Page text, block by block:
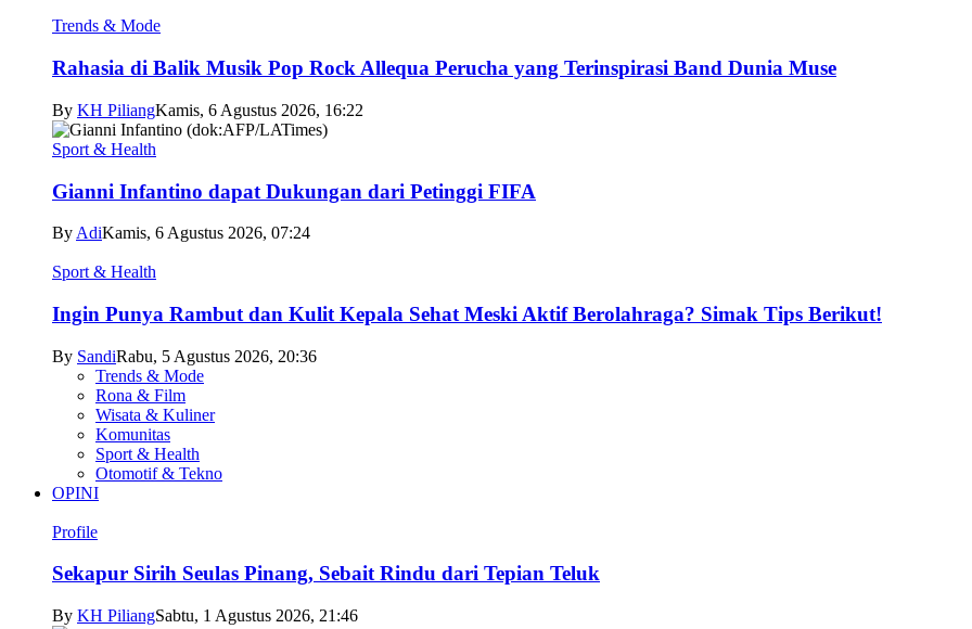
Trends & Mode
Rahasia di Balik Musik Pop Rock Allequa Perucha yang Terinspirasi Band Dunia Muse
By KH PiliangKamis, 6 Agustus 2026, 16:22
Sport & Health
Gianni Infantino dapat Dukungan dari Petinggi FIFA
By AdiKamis, 6 Agustus 2026, 07:24
Sport & Health
Ingin Punya Rambut dan Kulit Kepala Sehat Meski Aktif Berolahraga? Simak Tips Berikut!
By SandiRabu, 5 Agustus 2026, 20:36
Trends & Mode
Rona & Film
Wisata & Kuliner
Komunitas
Sport & Health
Otomotif & Tekno
OPINI
Profile
Sekapur Sirih Seulas Pinang, Sebait Rindu dari Tepian Teluk
By KH PiliangSabtu, 1 Agustus 2026, 21:46